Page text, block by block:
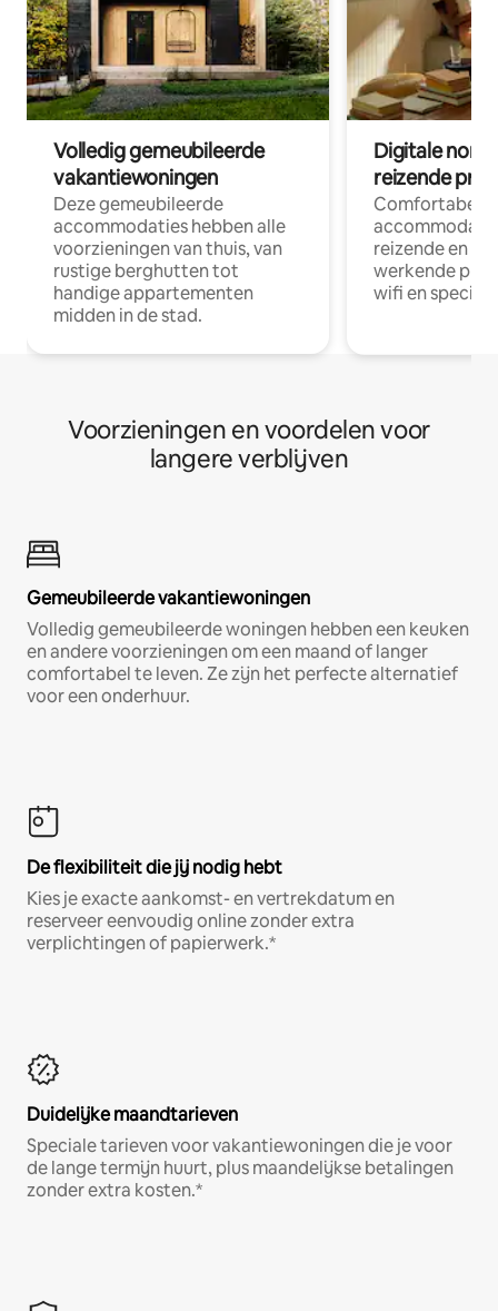
Volledig gemeubileerde
vakantiewoningen
Deze gemeubileerde
accommodaties hebben alle
voorzieningen van thuis, van
rustige berghutten tot
handige appartementen
midden in de stad.
Digitale
reizende
Comfortabele
reizende en
werkende
wifi en
Voorzieningen en voordelen voor
langere verblijven
Gemeubileerde vakantiewoningen
Volledig gemeubileerde woningen hebben een keuken
en andere voorzieningen om een maand of langer
comfortabel te leven. Ze zijn het perfecte alternatief
voor een onderhuur.
De flexibiliteit die jij nodig hebt
Kies je exacte aankomst- en vertrekdatum en
reserveer eenvoudig online zonder extra
verplichtingen of papierwerk.*
Duidelijke maandtarieven
Speciale tarieven voor vakantiewoningen die je voor
de lange termijn huurt, plus maandelijkse betalingen
zonder extra kosten.*